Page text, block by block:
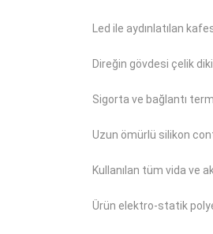
Led ile aydınlatılan
Direğin gövdesi çelik
Sigorta ve bağlantı
Uzun ömürlü silikon
Kullanılan tüm vida ve
Ürün elektro-statik